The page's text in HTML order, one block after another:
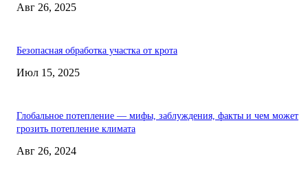
Авг 26, 2025
Безопасная обработка участка от крота
Июл 15, 2025
Глобальное потепление — мифы, заблуждения, факты и чем может
грозить потепление климата
Авг 26, 2024